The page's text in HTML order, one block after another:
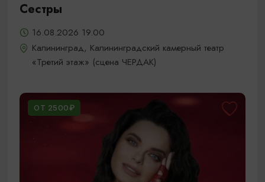
Сестры
16.08.2026 19.00
Калининград, Калининградский камерный театр
«Третий этаж» (сцена ЧЕРДАК)
ОТ 2500₽